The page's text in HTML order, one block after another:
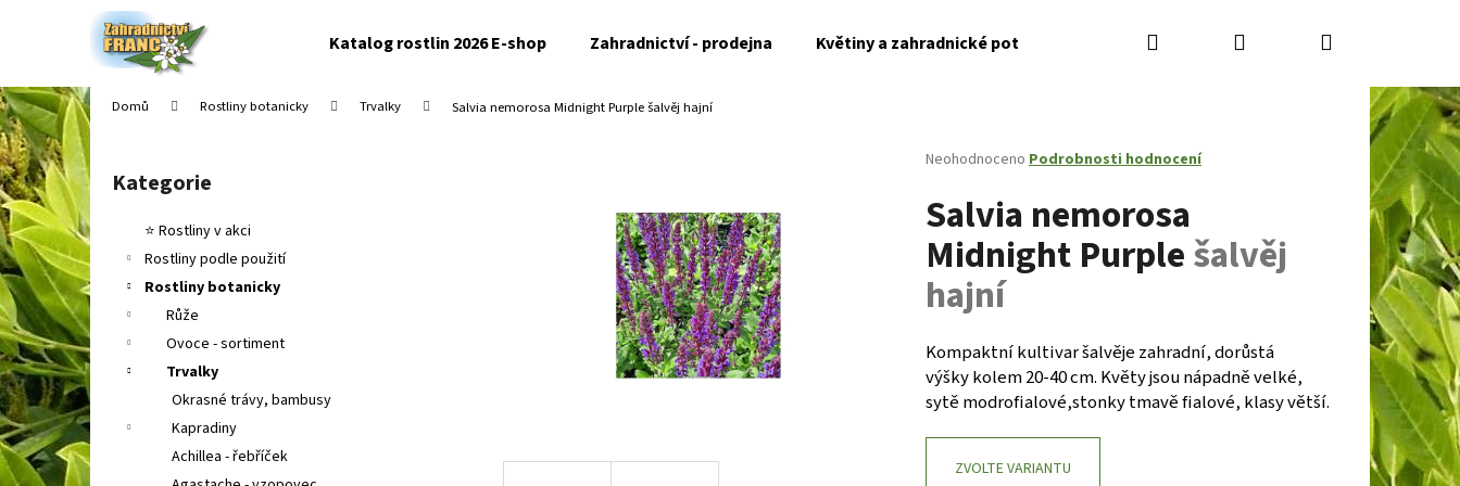
Katalog rostlin 2026 E-shop Zahradnictví - prodejna Květiny a zahradnické potřeby Kontakty Jak nakupovat
Hledat PřihlášeníNákupní
košík
Domů Rostliny botanicky Trvalky Salvia nemorosa Midnight Purplešalvěj hajní
P
o
s
t
r
a
n
n
í
p
a
n
Přeskočit
kategorie
Kategorie
⭐ Rostliny v akci
Rostliny podle použití
Rostliny botanicky
Růže
Ovoce - sortiment
Trvalky
Okrasné trávy, bambusy
Kapradiny
Achillea - řebříček
Průměrné
produktu
je
0,0
z
5
hvězdiček.
Neohodnoceno Podrobnosti hodnocení
Salvia nemorosa
Midnight Purplešalvěj
hajní
Kompaktní kultivar šalvěje zahradní, dorůstá
výšky kolem 20-40 cm. Květy jsou nápadně velké,
sytě modrofialové,stonky tmavě fialové, klasy větší.
ZVOLTE VARIANTU
í
k
Zpět
do
obchodu
Zpět
do
obchodu
Co potřebujete najít?
Doporučujeme